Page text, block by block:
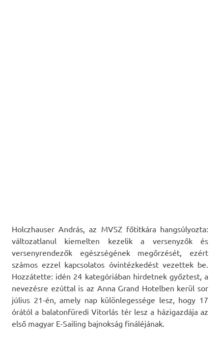
Holczhauser András, az MVSZ főtitkára hangsúlyozta:
változatlanul kiemelten kezelik a versenyzők és
versenyrendezők egészségének megőrzését, ezért
számos ezzel kapcsolatos óvintézkedést vezettek be.
Hozzátette: idén 24 kategóriában hirdetnek győztest, a
nevezésre ezúttal is az Anna Grand Hotelben kerül sor
július 21-én, amely nap különlegessége lesz, hogy 17
órától a balatonfüredi Vitorlás tér lesz a házigazdája az
első magyar E-Sailing bajnokság fináléjának.